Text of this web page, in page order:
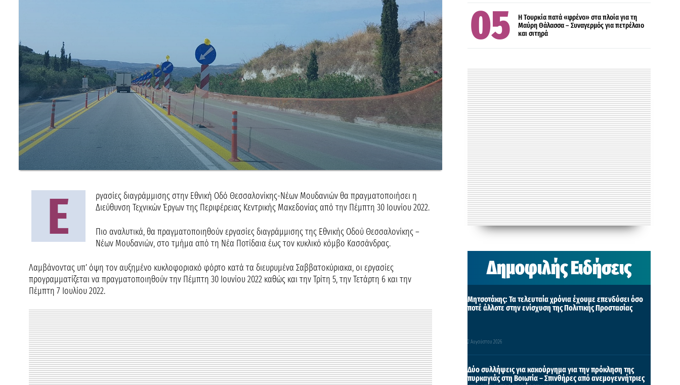
Ε
ργασίες διαγράμμισης στην Εθνική Οδό Θεσσαλονίκης-Νέων Μουδανιών θα πραγματοποιήσει η
Διεύθυνση Τεχνικών Έργων της Περιφέρειας Κεντρικής Μακεδονίας από την Πέμπτη 30 Ιουνίου 2022.
Πιο αναλυτικά, θα πραγματοποιηθούν εργασίες διαγράμμισης της Εθνικής Οδού Θεσσαλονίκης –
Νέων Μουδανιών, στο τμήμα από τη Νέα Ποτίδαια έως τον κυκλικό κόμβο Κασσάνδρας.
Λαμβάνοντας υπ’ όψη τον αυξημένο κυκλοφοριακό φόρτο κατά τα διευρυμένα Σαββατοκύριακα, οι εργασίες
προγραμματίζεται να πραγματοποιηθούν την Πέμπτη 30 Ιουνίου 2022 καθώς και την Τρίτη 5, την Τετάρτη 6 και την
Πέμπτη 7 Ιουλίου 2022.
Η Τουρκία πατά «φρένο» στα πλοία για τη
Μαύρη Θάλασσα – Συναγερμός για πετρέλαιο
και σιτηρά
Δημοφιλής Ειδήσεις
Μητσοτάκης: Τα τελευταία χρόνια έχουμε επενδύσει όσο
ποτέ άλλοτε στην ενίσχυση της Πολιτικής Προστασίας
2 Αυγούστου 2026
Δύο συλλήψεις για κακούργημα για την πρόκληση της
πυρκαγιάς στη Βοιωτία – Σπινθήρες από ανεμογεννήτριες